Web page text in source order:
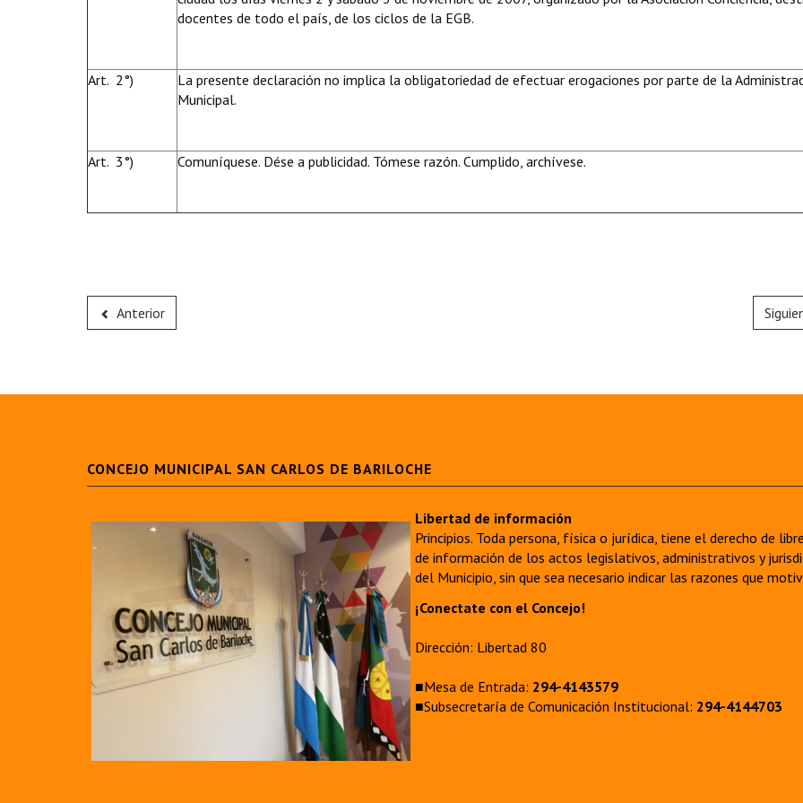
docentes de todo el país, de los ciclos de la EGB.
Art. 2°)
La presente declaración no implica la obligatoriedad de efectuar erogaciones por parte de la
Municipal.
Art. 3°) Comuníquese. Dése a publicidad. Tómese razón. Cumplido, archívese.
Anterior
CONCEJO MUNICIPAL SAN CARLOS DE BARILOCHE
Libertad de información
Principios. Toda persona, física o jurídica, tiene el derecho de
de información de los actos legislativos, administrativos y
del Municipio, sin que sea necesario indicar las razones que
¡Conectate con el Concejo!
Dirección: Libertad 80
■Mesa de Entrada: 294-4143579
■Subsecretaría de Comunicación Institucional: 294-4144703